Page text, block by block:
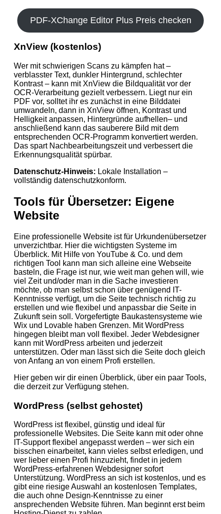
PDF-XChange Editor Plus Preis checken
XnView (kostenlos)
Wer mit schwierigen Scans zu kämpfen hat –
verblasster Text, dunkler Hintergrund, schlechter
Kontrast – kann mit XnView die Bildqualität vor der
OCR-Verarbeitung gezielt verbessern. Liegt nur ein
PDF vor, solltet ihr es zunächst in eine Bilddatei
umwandeln, dann in XnView öffnen, Kontrast und
Helligkeit anpassen, Hintergründe aufhellen– und
anschließend kann das sauberere Bild mit dem
entsprechenden OCR-Programm konvertiert werden.
Das spart Nachbearbeitungszeit und verbessert die
Erkennungsqualität spürbar.
Datenschutz-Hinweis: Lokale Installation –
vollständig datenschutzkonform.
Tools für Übersetzer: Eigene
Website
Eine professionelle Website ist für Urkundenübersetzer
unverzichtbar. Hier die wichtigsten Systeme im
Überblick. Mit Hilfe von YouTube & Co. und dem
richtigen Tool kann man sich alleine eine Webseite
basteln, die Frage ist nur, wie weit man gehen will, wie
viel Zeit und/oder man in die Sache investieren
möchte, ob man selbst schon über genügend IT-
Kenntnisse verfügt, um die Seite technisch richtig zu
erstellen und wie flexibel und anpassbar die Seite in
Zukunft sein soll. Vorgefertigte Baukastensysteme wie
Wix und Lovable haben Grenzen. Mit WordPress
hingegen bleibt man voll flexibel. Jeder Webdesigner
kann mit WordPress arbeiten und jederzeit
unterstützen. Oder man lässt sich die Seite doch gleich
von Anfang an von einem Profi erstellen.
Hier geben wir dir einen Überblick, über ein paar Tools,
die derzeit zur Verfügung stehen.
WordPress (selbst gehostet)
WordPress ist flexibel, günstig und ideal für
professionelle Websites. Die Seite kann mit oder ohne
IT-Support flexibel angepasst werden – wer sich ein
bisschen einarbeitet, kann vieles selbst erledigen, und
wer lieber einen Profi hinzuzieht, findet in jedem
WordPress-erfahrenen Webdesigner sofort
Unterstützung. WordPress an sich ist kostenlos, und es
gibt eine riesige Auswahl an kostenlosen Templates,
die auch ohne Design-Kenntnisse zu einer
ansprechenden Website führen. Man beginnt erst beim